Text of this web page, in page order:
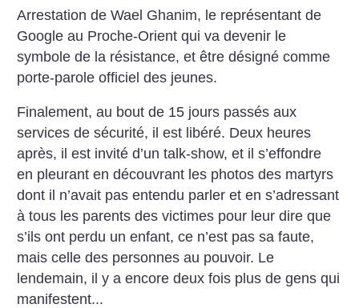
Arrestation de Wael Ghanim, le représentant de
Google au Proche-Orient qui va devenir le
symbole de la résistance, et être désigné comme
porte-parole officiel des jeunes.
Finalement, au bout de 15 jours passés aux
services de sécurité, il est libéré. Deux heures
après, il est invité d’un talk-show, et il s’effondre
en pleurant en découvrant les photos des martyrs
dont il n’avait pas entendu parler et en s’adressant
à tous les parents des victimes pour leur dire que
s’ils ont perdu un enfant, ce n’est pas sa faute,
mais celle des personnes au pouvoir. Le
lendemain, il y a encore deux fois plus de gens qui
manifestent...